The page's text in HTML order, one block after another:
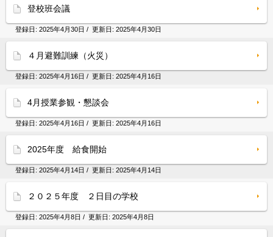
登校班会議
登録日: 2025年4月30日 / 更新日: 2025年4月30日
４月避難訓練（火災）
登録日: 2025年4月16日 / 更新日: 2025年4月16日
4月授業参観・懇談会
登録日: 2025年4月16日 / 更新日: 2025年4月16日
2025年度 給食開始
登録日: 2025年4月14日 / 更新日: 2025年4月14日
２０２５年度 ２日目の学校
登録日: 2025年4月8日 / 更新日: 2025年4月8日